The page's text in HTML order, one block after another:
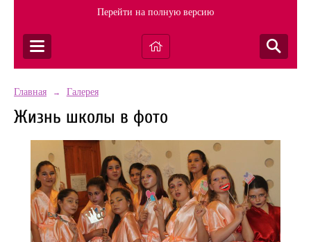
Перейти на полную версию
Главная → Галерея
Жизнь школы в фото